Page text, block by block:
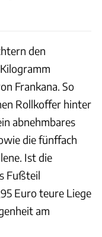
den
Frankana. So
Rollkoffer hinter
abnehmbares
die fünffach
Ist die
Fußteil
Euro teure Liege
am